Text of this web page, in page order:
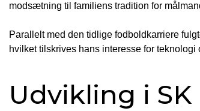
modsætning til familiens tradition for
Parallelt med den tidlige fodboldkarriere
hvilket tilskrives hans interesse for
Udvikling i